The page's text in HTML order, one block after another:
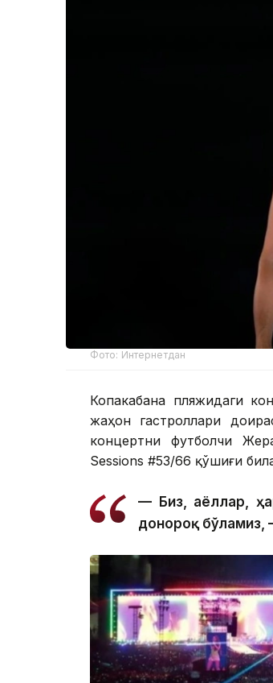
Фото: Интернетдан
Копакабана пляжидаги
жаҳон гастроллари
концертни футболчи
Sessions #53/66 қўшиғи
— Биз, аёллар,
донороқ бўламиз,